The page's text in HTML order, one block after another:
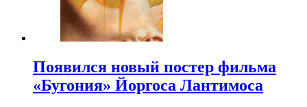
Появился новый постер фильма
«Бугония» Йоргоса Лантимоса